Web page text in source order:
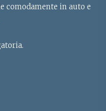
comodamente in auto e